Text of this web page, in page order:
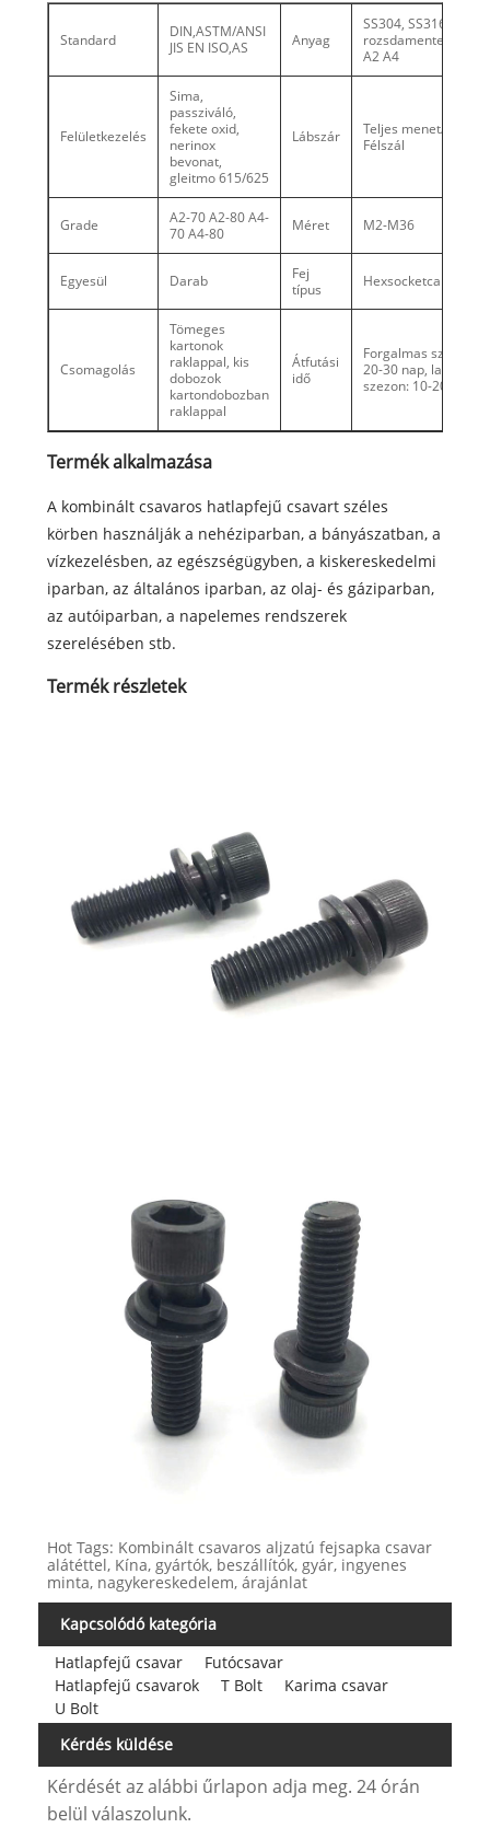
Standard
DIN,ASTM/ANSI
JIS EN ISO,AS
Anyag
SS304, SS316,
rozsdamentes acél
A2 A4
Felületkezelés
Sima,
passziváló,
fekete oxid,
nerinox
bevonat,
gleitmo 615/625
Lábszár
Teljes menet/
Félszál
Grade
A2-70 A2-80 A4-
70 A4-80
Méret M2-M36
Egyesül Darab
Fej
típus
Hexsocketcaphead
Csomagolás
Tömeges
kartonok
raklappal, kis
dobozok
kartondobozban
raklappal
Átfutási
idő
Forgalmas szezon:
20-30 nap, laza
szezon: 10-20 nap
Termék alkalmazása
A kombinált csavaros hatlapfejű csavart széles
körben használják a nehéziparban, a bányászatban, a
vízkezelésben, az egészségügyben, a kiskereskedelmi
iparban, az általános iparban, az olaj- és gáziparban,
az autóiparban, a napelemes rendszerek
szerelésében stb.
Termék részletek
Hot Tags: Kombinált csavaros aljzatú fejsapka csavar
alátéttel, Kína, gyártók, beszállítók, gyár, ingyenes
minta, nagykereskedelem, árajánlat
Kapcsolódó kategória
Hatlapfejű csavar
Futócsavar
Hatlapfejű csavarok
T Bolt
Karima csavar
U Bolt
Kérdés küldése
Kérdését az alábbi űrlapon adja meg. 24 órán
belül válaszolunk.